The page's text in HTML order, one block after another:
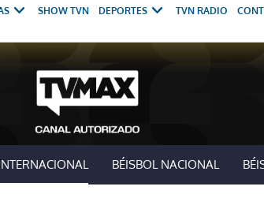
SHOW TVN DEPORTES TVN RADIO
BÉISBOL NACIONAL